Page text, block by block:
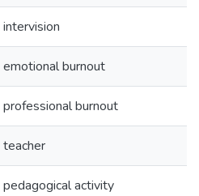
intervision
emotional burnout
professional burnout
teacher
pedagogical activity